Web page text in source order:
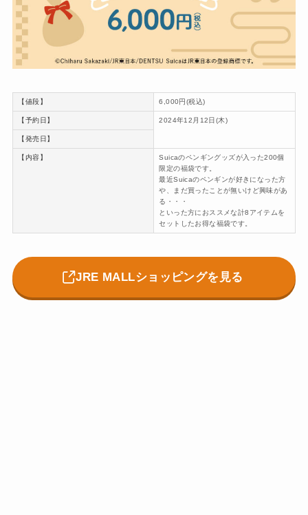
【値段】 6,000円(税込)
【予約日】 2024年12月12日(木)
【発売日】
【内容】
Suicaのペンギングッズが入った200個
限定の福袋です。
最近Suicaのペンギンが好きになった方
や、まだ買ったことが無いけど興味があ
る・・・
といった方におススメな計8アイテムを
セットしたお得な福袋です。
JRE MALLショッピングを見る